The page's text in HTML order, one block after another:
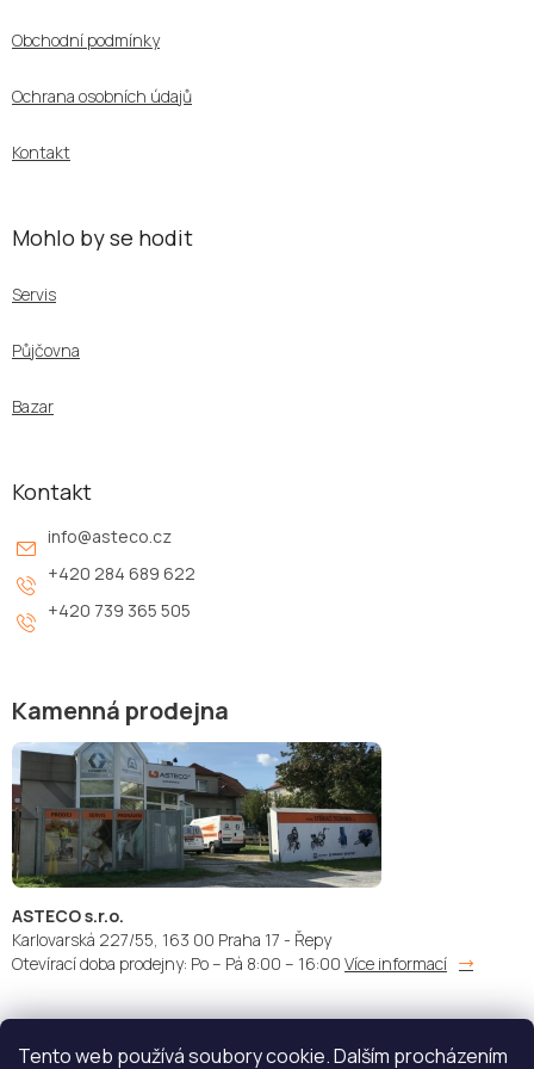
Tento web používá soubory cookie. Dalším procházením
Obchodní podmínky
Ochrana osobních údajů
Kontakt
Mohlo by se hodit
Servis
Půjčovna
Bazar
Kontakt
info@asteco.cz
+420 284 689 622
+420 739 365 505
Kamenná prodejna
ASTECO s.r.o.
Karlovarská 227/55, 163 00 Praha 17 - Řepy
Otevírací doba prodejny: Po – Pá 8:00 – 16:00 Více informací